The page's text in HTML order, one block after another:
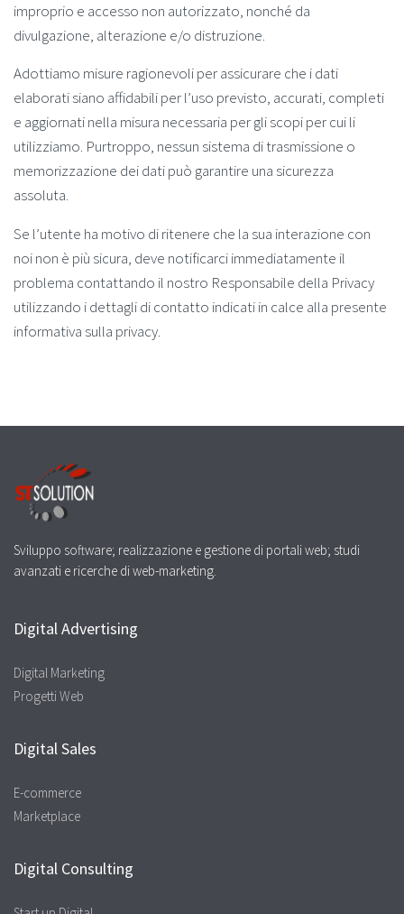
improprio e accesso non autorizzato, nonché da
divulgazione, alterazione e/o distruzione.
Adottiamo misure ragionevoli per assicurare che i dati
elaborati siano affidabili per l’uso previsto, accurati, completi
e aggiornati nella misura necessaria per gli scopi per cui li
utilizziamo. Purtroppo, nessun sistema di trasmissione o
memorizzazione dei dati può garantire una sicurezza
assoluta.
Se l’utente ha motivo di ritenere che la sua interazione con
noi non è più sicura, deve notificarci immediatamente il
problema contattando il nostro Responsabile della Privacy
utilizzando i dettagli di contatto indicati in calce alla presente
informativa sulla privacy.
Sviluppo software; realizzazione e gestione di portali web; studi
avanzati e ricerche di web-marketing.
Digital Advertising
Digital Marketing
Progetti Web
Digital Sales
E-commerce
Marketplace
Digital Consulting